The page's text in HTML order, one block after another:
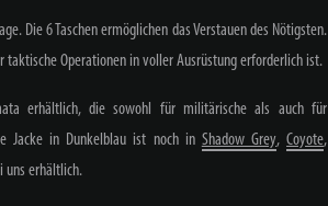
Die 6 Taschen ermöglichen das Verstauen des Nötigsten.
Operationen in voller Ausrüstung erforderlich ist.
erhältlich, die sowohl für militärische als auch für
Jacke in Dunkelblau ist noch in Shadow Grey,Coyote,
uns erhältlich.